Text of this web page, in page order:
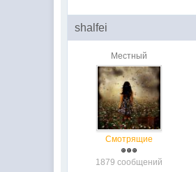
shalfei
Местный
Смотрящие
1879 сообщений